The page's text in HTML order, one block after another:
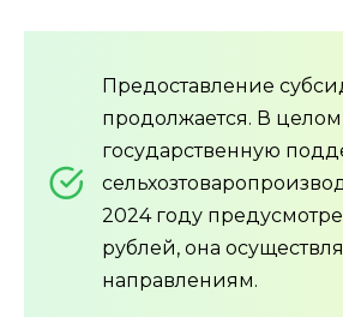
Предоставление
продолжается. В
государственную
2024 году
рублей, она
направлениям.